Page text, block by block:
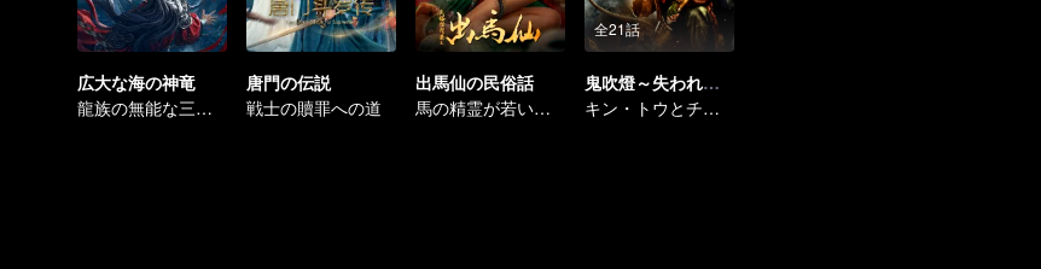
広大な海の神竜
龍族の無能な三王子が逆襲する
唐門の伝説
戦士の贖罪への道
出馬仙の民俗話
馬の精霊が若い娘を生贄に捧げて不老不死を祈る
全21話
鬼吹燈～失われた棺の謎～
キン・トウとチン・キョウオン探険の旅を始めた